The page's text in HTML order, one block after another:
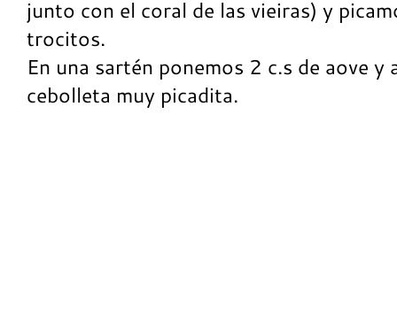
junto con el coral de las vieiras) y
trocitos.
En una sartén ponemos 2 c.s de aove
cebolleta muy picadita.